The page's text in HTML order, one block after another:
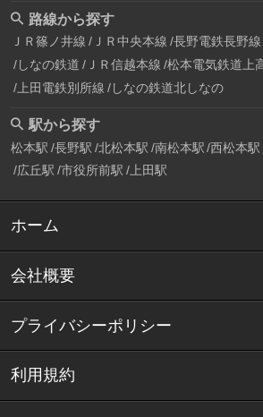
路線から探す
ＪＲ篠ノ井線 ＪＲ中央本線 長野電鉄長野線
しなの鉄道 ＪＲ信越本線 松本電気鉄道上
上田電鉄別所線 しなの鉄道北しなの
駅から探す
松本駅 長野駅 北松本駅 南松本駅 西松本駅
広丘駅 市役所前駅 上田駅
ホーム
会社概要
プライバシーポリシー
利用規約